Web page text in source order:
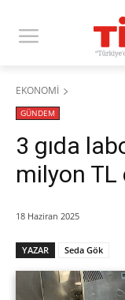
EKONOMİ
GÜNDEM
3 gıda
milyon TL
18 Haziran 2025
YAZAR Seda Gök